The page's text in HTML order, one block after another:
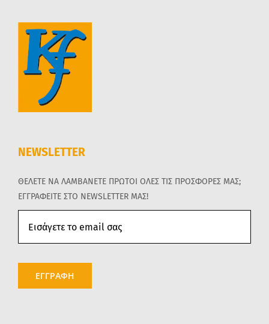
NEWSLETTER
ΘΕΛΕΤΕ ΝΑ ΛΑΜΒΑΝΕΤΕ ΠΡΩΤΟΙ ΟΛΕΣ ΤΙΣ ΠΡΟΣΦΟΡΕΣ ΜΑΣ;
ΕΓΓΡΑΦΕΙΤΕ ΣΤΟ NEWSLETTER ΜΑΣ!
ΕΓΓΡΑΦΗ